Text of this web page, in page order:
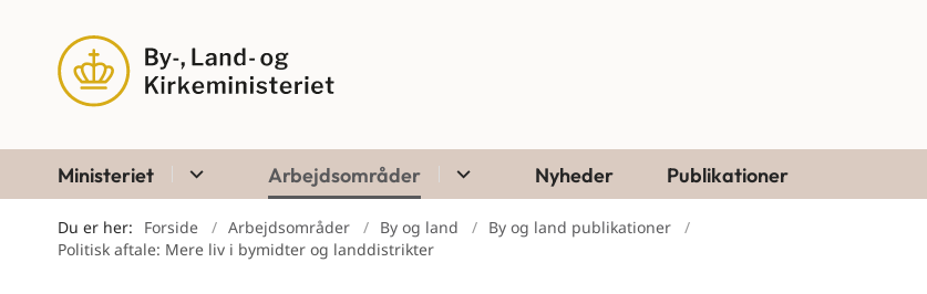
Ministeriet Arbejdsområder Nyheder Publikationer
Du er her: Forside Arbejdsområder By og land
By og land publikationer
Politisk aftale: Mere liv i bymidter og landdistrikter